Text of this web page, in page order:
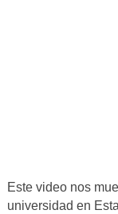
Este video nos
universidad en